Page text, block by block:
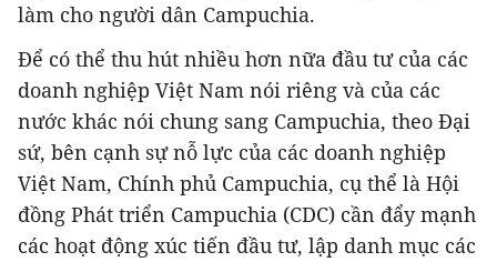
làm cho người dân Campuchia.
Để có thể thu hút nhiều hơn nữa đầu tư của các
doanh nghiệp Việt Nam nói riêng và của các
nước khác nói chung sang Campuchia, theo Đại
sứ, bên cạnh sự nỗ lực của các doanh nghiệp
Việt Nam, Chính phủ Campuchia, cụ thể là Hội
đồng Phát triển Campuchia (CDC) cần đẩy mạnh
các hoạt động xúc tiến đầu tư, lập danh mục các